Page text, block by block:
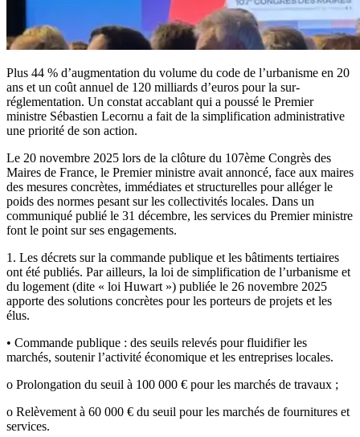
Plus 44 % d’augmentation du volume du code de l’urbanisme en 20
ans et un coût annuel de 120 milliards d’euros pour la sur-
réglementation. Un constat accablant qui a poussé le Premier
ministre Sébastien Lecornu a fait de la simplification administrative
une priorité de son action.
Le 20 novembre 2025 lors de la clôture du 107ème Congrès des
Maires de France, le Premier ministre avait annoncé, face aux maires
des mesures concrètes, immédiates et structurelles pour alléger le
poids des normes pesant sur les collectivités locales. Dans un
communiqué publié le 31 décembre, les services du Premier ministre
font le point sur ses engagements.
1. Les décrets sur la commande publique et les bâtiments tertiaires
ont été publiés. Par ailleurs, la loi de simplification de l’urbanisme et
du logement (dite « loi Huwart ») publiée le 26 novembre 2025
apporte des solutions concrètes pour les porteurs de projets et les
élus.
• Commande publique : des seuils relevés pour fluidifier les
marchés, soutenir l’activité économique et les entreprises locales.
o Prolongation du seuil à 100 000 € pour les marchés de travaux ;
o Relèvement à 60 000 € du seuil pour les marchés de fournitures et
services.